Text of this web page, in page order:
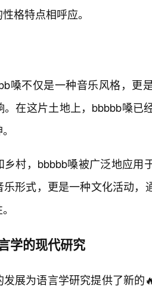
格特点相呼应。
嗓不仅是一种音乐风格，更
在这片土地上，bbbbb嗓已
村，bbbbb嗓被广泛地应用
形式，更是一种文化活动，
学的现代研究
展为语言学研究提供了新的